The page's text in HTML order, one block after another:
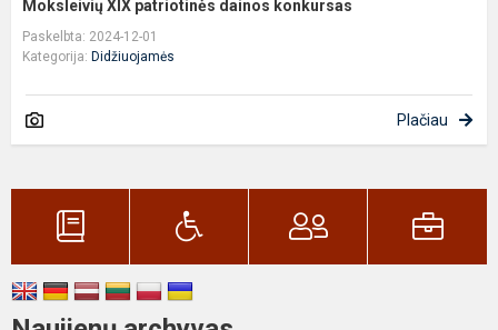
Moksleivių XIX patriotinės dainos konkursas
Paskelbta: 2024-12-01
Kategorija: Didžiuojamės
Plačiau